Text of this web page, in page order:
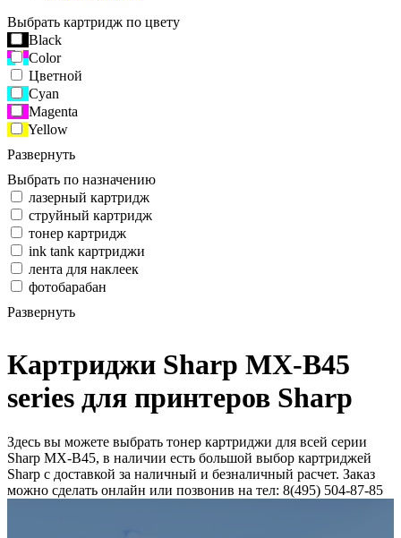
Выбрать картридж по цвету
Black
Color
Цветной
Cyan
Magenta
Yellow
Развернуть
Выбрать по назначению
лазерный картридж
струйный картридж
тонер картридж
ink tank картриджи
лента для наклеек
фотобарабан
Развернуть
Картриджи Sharp MX-B45
series для принтеров Sharp
Здесь вы можете выбрать тонер картриджи для всей серии
Sharp MX-B45, в наличии есть большой выбор картриджей
Sharp с доставкой за наличный и безналичный расчет. Заказ
можно сделать онлайн или позвонив на тел: 8(495) 504-87-85